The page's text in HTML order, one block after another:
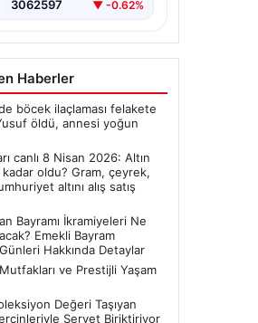
3062597 ▼ -0.62%
Haberler
böcek ilaçlaması felakete
öldü, annesi yoğun
canlı 8 Nisan 2026: Altın
kadar oldu? Gram, çeyrek,
altını alış satış
Bayramı İkramiyeleri Ne
Emekli Bayram
Hakkında Detaylar
ve Prestijli Yaşam
Değeri Taşıyan
Servet Biriktiriyor